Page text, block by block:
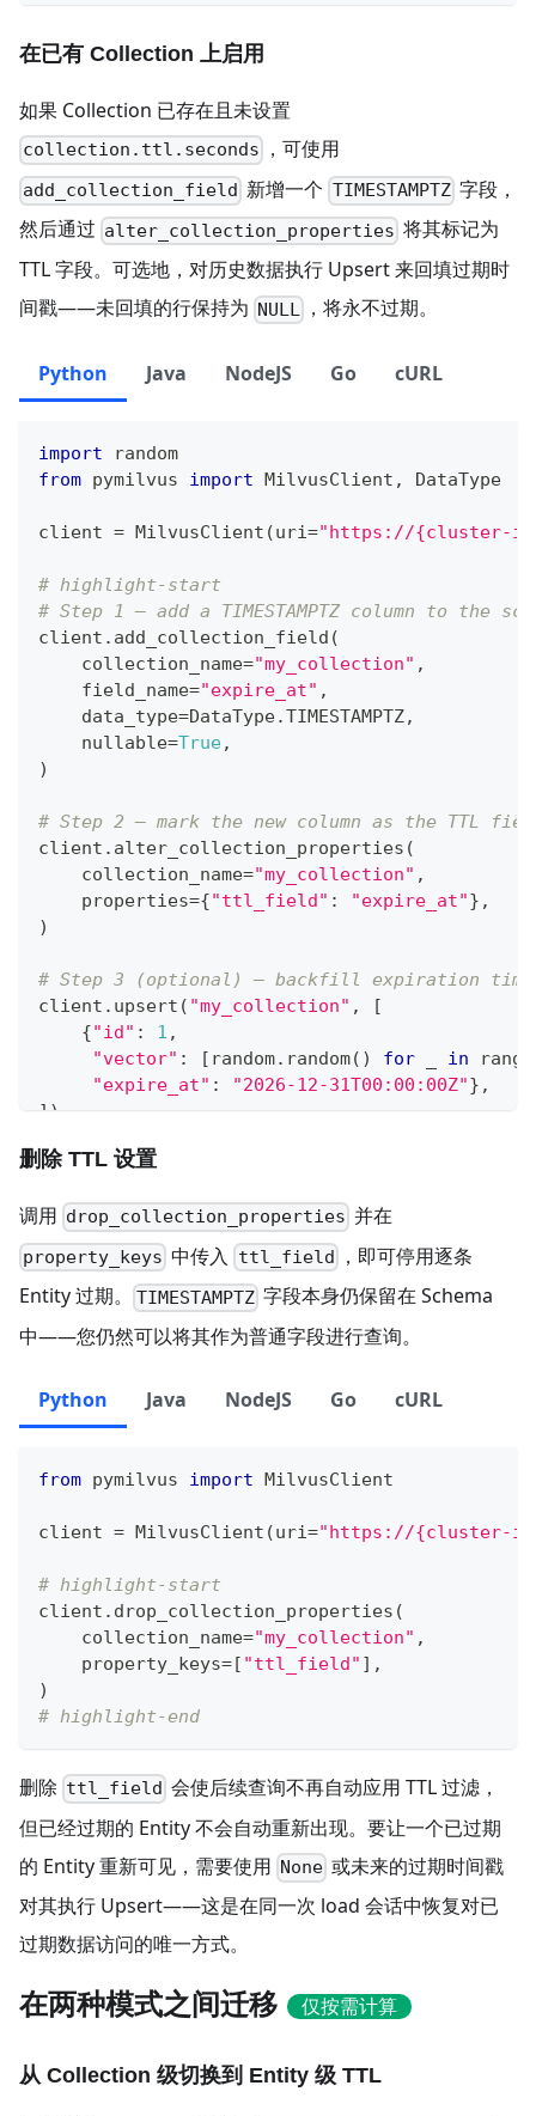
在已有 Collection 上启用
如果 Collection 已存在且未设置
collection.ttl.seconds ，可使用
add_collection_field 新增一个 TIMESTAMPTZ字段，
然后通过 alter_collection_properties 将其标记为
TTL 字段。可选地，对历史数据执行 Upsert 来回填过期时
间戳——未回填的行保持为 NULL ，将永不过期。
Python Java NodeJS Go cURL
import random
from pymilvus import MilvusClient , DataType
client = MilvusClient (uri="https://{cluster-
# highlight-start
# Step 1 — add a TIMESTAMPTZ column to the
client . add_collection_field (
    collection_name
="my_collection" ,
    field_name
="expire_at" ,
    data_type
=DataType.TIMESTAMPTZ,
    nullable
=True,
)
# Step 2 — mark the new column as the TTL
client . alter_collection_properties (
    collection_name
="my_collection" ,
    properties
={"ttl_field" : "expire_at"} ,
)
# Step 3 (optional) — backfill expiration
client . upsert ( "my_collection" ,
[
{"id" : 1 ,
"vector" : [ random. random( ) for in range
"expire_at" : "2026-12-31T00:00:00Z"} ,
] )
删除 TTL 设置
调用 drop_collection_properties 并在
property_keys 中传入 ttl_field ，即可停用逐条
Entity 过期。
TIMESTAMPTZ 字段本身仍保留在 Schema
中——您仍然可以将其作为普通字段进行查询。
Python Java NodeJS Go cURL
from pymilvus import MilvusClient
client = MilvusClient (uri="https://{cluster-
# highlight-start
client . drop_collection_properties (
    collection_name
="my_collection" ,
    property_keys
=[ "ttl_field" ] ,
)
# highlight-end
删除 ttl_field 会使后续查询不再自动应用 TTL 过滤，
但已经过期的 Entity 不会自动重新出现。要让一个已过期
的 Entity 重新可见，需要使用 None 或未来的过期时间戳
对其执行 Upsert——这是在同一次 load 会话中恢复对已
过期数据访问的唯一方式。
在两种模式之间迁移 仅按需计算
从 Collection 级切换到 Entity 级 TTL